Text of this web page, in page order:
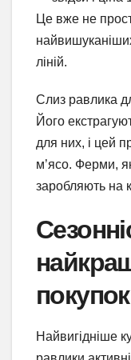
Це вже не
ліній.
Слиз равлика
Його
для них, і цей
м’ясо. Ферми,
заробляють на
покупок
Найвигідніше